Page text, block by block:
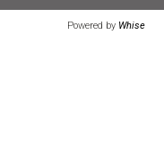
Powered by Whise